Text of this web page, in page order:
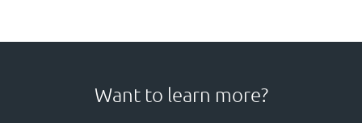
Want to learn more?